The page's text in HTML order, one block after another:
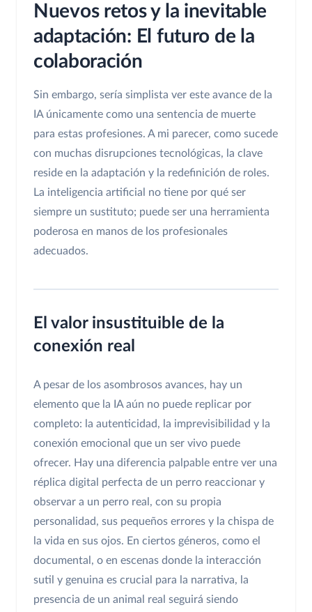
Nuevos retos y la inevitable
adaptación: El futuro de la
colaboración
Sin embargo, sería simplista ver este avance de la
IA únicamente como una sentencia de muerte
para estas profesiones. A mi parecer, como sucede
con muchas disrupciones tecnológicas, la clave
reside en la adaptación y la redefinición de roles.
La inteligencia artificial no tiene por qué ser
siempre un sustituto; puede ser una herramienta
poderosa en manos de los profesionales
adecuados.
El valor insustituible de la
conexión real
A pesar de los asombrosos avances, hay un
elemento que la IA aún no puede replicar por
completo: la autenticidad, la imprevisibilidad y la
conexión emocional que un ser vivo puede
ofrecer. Hay una diferencia palpable entre ver una
réplica digital perfecta de un perro reaccionar y
observar a un perro real, con su propia
personalidad, sus pequeños errores y la chispa de
la vida en sus ojos. En ciertos géneros, como el
documental, o en escenas donde la interacción
sutil y genuina es crucial para la narrativa, la
presencia de un animal real seguirá siendo